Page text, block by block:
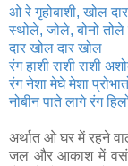
ओ रे गृहोबाशी, खोल
स्थोले, जोले, बोनो
दार खोल दार खोल
रंग हाशी राशी राशी
रंग नेशा मेघे मेशा
नोबीन पाते लागे रंग
अर्थात ओ घर में रहने
जल और आकाश में